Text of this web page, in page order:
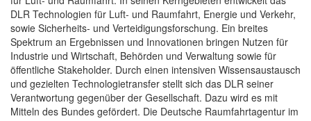
DLR Technologien für Luft- und Raumfahrt, Energie und Verkehr,
sowie Sicherheits- und Verteidigungsforschung. Ein breites
Spektrum an Ergebnissen und Innovationen bringen Nutzen für
Industrie und Wirtschaft, Behörden und Verwaltung sowie für
öffentliche Stakeholder. Durch einen intensiven Wissensaustausch
und gezielten Technologietransfer stellt sich das DLR seiner
Verantwortung gegenüber der Gesellschaft. Dazu wird es mit
Mitteln des Bundes gefördert. Die Deutsche Raumfahrtagentur im